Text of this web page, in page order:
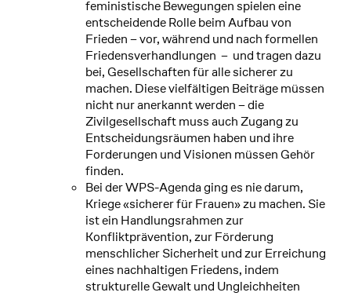
feministische Bewegungen spielen eine
entscheidende Rolle beim Aufbau von
Frieden – vor, während und nach formellen
Friedensverhandlungen – und tragen dazu
bei, Gesellschaften für alle sicherer zu
machen. Diese vielfältigen Beiträge müssen
nicht nur anerkannt werden – die
Zivilgesellschaft muss auch Zugang zu
Entscheidungsräumen haben und ihre
Forderungen und Visionen müssen Gehör
finden.
Bei der WPS-Agenda ging es nie darum,
Kriege «sicherer für Frauen» zu machen. Sie
ist ein Handlungsrahmen zur
Konfliktprävention, zur Förderung
menschlicher Sicherheit und zur Erreichung
eines nachhaltigen Friedens, indem
strukturelle Gewalt und Ungleichheiten